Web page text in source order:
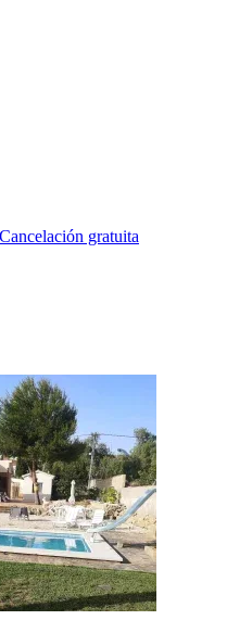
Cancelación gratuita